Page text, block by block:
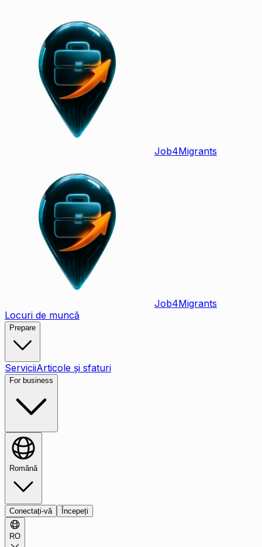
Job4Migrants
Job4Migrants
Locuri de muncă
Prepare
ServiciiArticole și sfaturi
For business
Română
Conectați-vă Începeți
RO